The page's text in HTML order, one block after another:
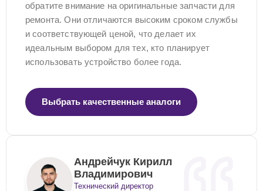
обратите внимание на оригинальные запчасти для
ремонта. Они отличаются высоким сроком службы
и соответствующей ценой, что делает их
идеальным выбором для тех, кто планирует
использовать устройство более года.
Выбрать качественные аналоги
Андрейчук Кирилл
Владимирович
Технический директор